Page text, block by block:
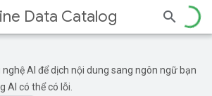
Data Catalog
AI để dịch nội dung sang ngôn ngữ bạn
AI có thể có lỗi.